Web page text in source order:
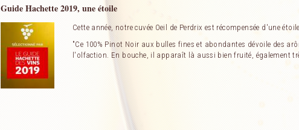
Guide Hachette 2019, une étoile
Cette année, notre cuvée Oeil de Perdrix est récompensée d'une
"Ce 100% Pinot Noir aux bulles fines et abondantes dévoile des
l'olfaction. En bouche, il apparaît là aussi bien fruité, également